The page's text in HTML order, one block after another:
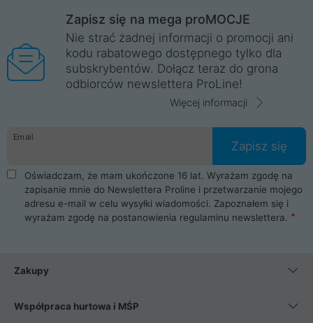
Wrocław, Poznań, Legnica, Katowice, Gliwice, Kalisz, Bytom,
Trzebnica, Opole. Szybka i profesjonalna obsługa!
ProLine to polska firma ze 100% polskim kapitałem. Działamy
legalnie i płacimy podatki w naszym kraju! Posiadamy siedzibę
główną w Mirkowie oraz salony na terenie kraju. Cała
komunikacja ze sklepem komputerowym ProLine jest
danych osobowych. Dlatego zakup notebooka albo laptopa w
ProLine to czysta przyjemność i pełne bezpieczeństwo.
Zaopatrzysz się u nas w akcesoria i części komputerowe
takie jak procesory, karty graficzne, płyty główne, pamięci,
dyski SSD, M.2 oraz HDD. Nasi pracownicy pomogą Ci wybrać
najlepszy zasilacz komputerowy oraz obudowę do komputera.
Poza komputerami mamy również najlepsze na rynku
Smartfony takich producentów jak Xiaomi, Apple, Samsung i
wentylatory. Na koniec mając już to wszystko, możesz
Zapisz się na mega proMOCJE
Nie strać żadnej informacji o promocji ani
kodu rabatowego dostępnego tylko dla
subskrybentów. Dołącz teraz do grona
odbiorców newslettera ProLine!
Więcej informacji
Email
Zapisz się
Oświadczam, że mam ukończone 16 lat. Wyrażam zgodę na
zapisanie mnie do Newslettera Proline i przetwarzanie mojego
adresu e-mail w celu wysyłki wiadomości. Zapoznałem się i
wyrażam zgodę na postanowienia regulaminu newslettera.
Zakupy
Współpraca hurtowa i MŚP